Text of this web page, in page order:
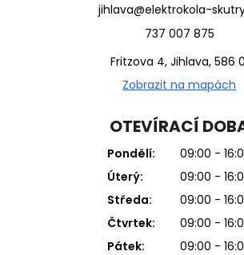
jihlava@elektrokola-
737 007 875
Fritzova 4, Jihlava, 586
Zobrazit na mapách
OTEVÍRACÍ
Pondělí:
09:00 -
Úterý:
09:00 -
Středa:
09:00 -
Čtvrtek:
09:00 -
Pátek:
09:00 -